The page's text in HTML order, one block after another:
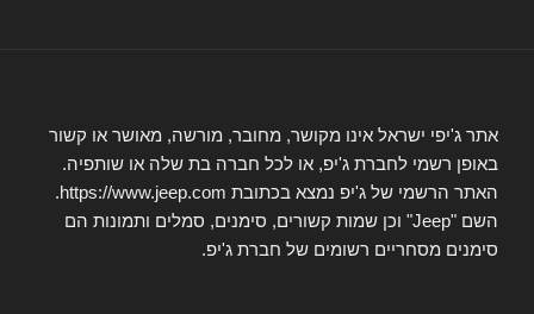
אתר ג'יפי ישראל אינו מקושר, מחובר, מורשה, מאושר או קשור
באופן רשמי לחברת ג'יפ, או לכל חברה בת שלה או שותפיה.
האתר הרשמי של ג'יפ נמצא בכתובת https://www.jeep.com.
השם "Jeep" וכן שמות קשורים, סימנים, סמלים ותמונות הם
סימנים מסחריים רשומים של חברת ג'יפ.